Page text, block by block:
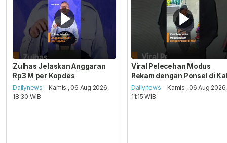
Zulhas Jelaskan Anggaran
Rp3 M per Kopdes
Dailynews - Kamis , 06 Aug 2026,
18:30 WIB
Viral Pelecehan Modus
Rekam dengan Ponsel di
Dailynews - Kamis , 06 Aug 2026,
11:15 WIB